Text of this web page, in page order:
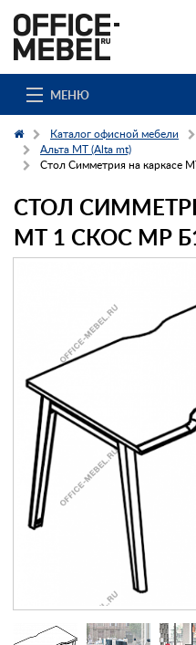
МЕНЮ
О компании
Гос. заказчикам
Клиенты
Заказ каталога
Контакты
Заказать обратный звонок
Каталог офисной мебели
Альта МТ (Alta mt)
Стол Симметрия на каркасе
СТОЛ
МТ 1 СКОС МР